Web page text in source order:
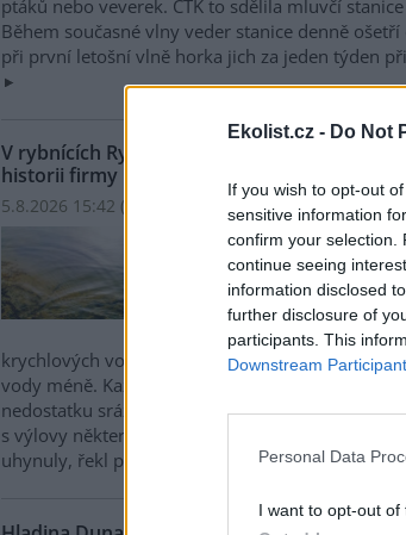
Ekolist.cz - Do Not
If you wish to opt-out
sensitive information
confirm your selection.
continue seeing
information disclosed
further disclosure of
participants. This
Downstream
Personal Data
I want to opt-out of
ptáků nebo veverek. ČTK to sdělila mluvčí
Během současné vlny veder stanice denně
při první letošní vlně horka jich za jeden týden
V rybnících Rybářství Třeboň vyschla třetina
historii firmy
5.8.2026 15:42 (
V rybnících
hospodaří na
plochy, chybí
Oproti
objemu 75
krychlových vody je v rybnících o 28 milionů
vody méně. Každý týden se kvůli extrémně
nedostatku srážek odpaří další 2,5 procenta.
s výlovy některých rybníků předčasně, protože by
uhynuly, řekl provozní ředitel Rybářství Třeboň